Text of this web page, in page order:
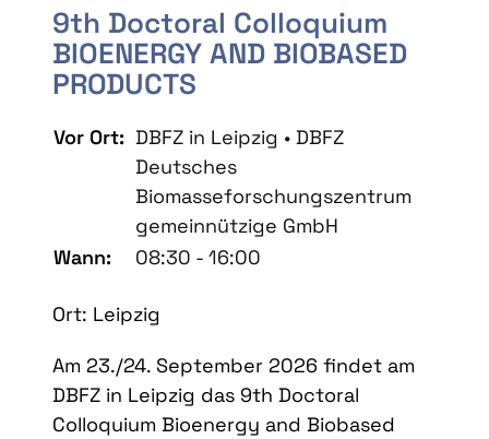
9th Doctoral Colloquium
BIOENERGY AND BIOBASED
PRODUCTS
Vor Ort: DBFZ in Leipzig • DBFZ
Deutsches
Biomasseforschungszentrum
gemeinnützige GmbH
Wann:
08:30 - 16:00
Ort: Leipzig
Am 23./24. September 2026 findet am
DBFZ in Leipzig das 9th Doctoral
Colloquium Bioenergy and Biobased